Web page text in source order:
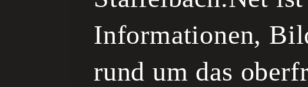
Informationen,
rund um das